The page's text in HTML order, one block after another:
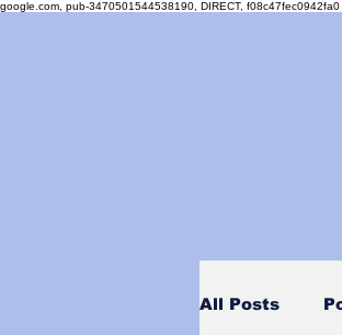
google.com, pub-3470501544538190, DIRECT, f08c47fec0942fa0
All Posts